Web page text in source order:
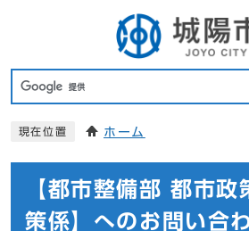
現在位置 ホーム
【都市整備部 都市
策係】へのお問い合